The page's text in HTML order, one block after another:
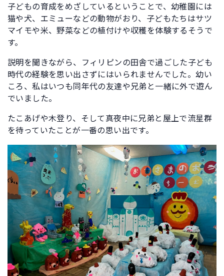
子どもの育成をめざしているということで、幼稚園には
猫や犬、エミューなどの動物がおり、子どもたちはサツ
マイモや米、野菜などの植付けや収穫を体験するそうで
す。
説明を聞きながら、フィリピンの田舎で過ごした子ども
時代の経験を思い出さずにはいられませんでした。幼い
ころ、私はいつも同年代の友達や兄弟と一緒に外で遊ん
でいました。
たこあげや木登り、そして真夜中に兄弟と屋上で流星群
を待っていたことが一番の思い出です。